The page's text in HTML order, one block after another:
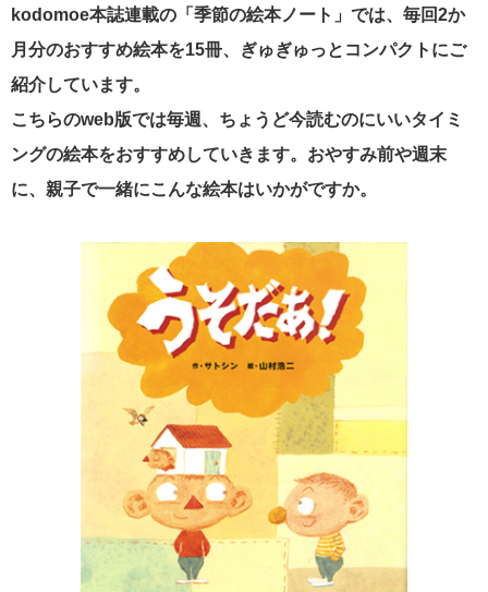
kodomoe本誌連載の「季節の絵本ノート」では、毎回2か
月分のおすすめ絵本を15冊、ぎゅぎゅっとコンパクトにご
紹介しています。
こちらのweb版では毎週、ちょうど今読むのにいいタイミ
ングの絵本をおすすめしていきます。おやすみ前や週末
に、親子で一緒にこんな絵本はいかがですか。